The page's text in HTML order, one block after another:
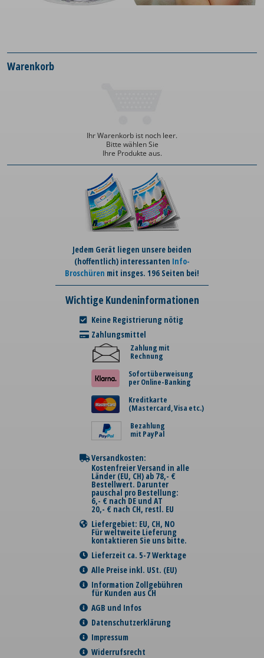
Warenkorb
Ihr Warenkorb ist noch leer.
Bitte wählen Sie
Ihre Produkte aus.
Jedem Gerät liegen unsere beiden
(hoffentlich) interessanten Info-
Broschüren mit insges. 196 Seiten bei!
Wichtige Kundeninformationen
Keine Registrierung nötig
Zahlungsmittel
Zahlung mit
Rechnung
Sofortüberweisung
per Online-Banking
Kreditkarte
(Mastercard, Visa etc.)
Bezahlung
mit PayPal
Versandkosten:
Kostenfreier Versand in alle
Länder (EU, CH) ab 78,- €
Bestellwert. Darunter
pauschal pro Bestellung:
6,- € nach DE und AT
20,- € nach CH, restl. EU
Liefergebiet: EU, CH, NO
Für weltweite Lieferung
kontaktieren Sie uns bitte.
Lieferzeit ca. 5-7 Werktage
Alle Preise inkl. USt. (EU)
Information Zollgebühren
für Kunden aus CH
AGB und Infos
Datenschutzerklärung
Impressum
Widerrufsrecht